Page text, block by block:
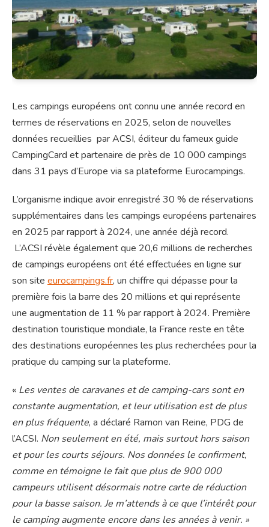
Les campings européens ont connu une année record en
termes de réservations en 2025, selon de nouvelles
données recueillies par ACSI, éditeur du fameux guide
CampingCard et partenaire de près de 10 000 campings
dans 31 pays d’Europe via sa plateforme Eurocampings.
L’organisme indique avoir enregistré 30 % de réservations
supplémentaires dans les campings européens partenaires
en 2025 par rapport à 2024, une année déjà record.
L’ACSI révèle également que 20,6 millions de recherches
de campings européens ont été effectuées en ligne sur
son site eurocampings.fr, un chiffre qui dépasse pour la
première fois la barre des 20 millions et qui représente
une augmentation de 11 % par rapport à 2024. Première
destination touristique mondiale, la France reste en tête
des destinations européennes les plus recherchées pour la
pratique du camping sur la plateforme.
« Les ventes de caravanes et de camping-cars sont en
constante augmentation, et leur utilisation est de plus
en plus fréquente, a déclaré Ramon van Reine, PDG de
l’ACSI. Non seulement en été, mais surtout hors saison
et pour les courts séjours. Nos données le confirment,
comme en témoigne le fait que plus de 900 000
campeurs utilisent désormais notre carte de réduction
pour la basse saison. Je m’attends à ce que l’intérêt pour
le camping augmente encore dans les années à venir. »